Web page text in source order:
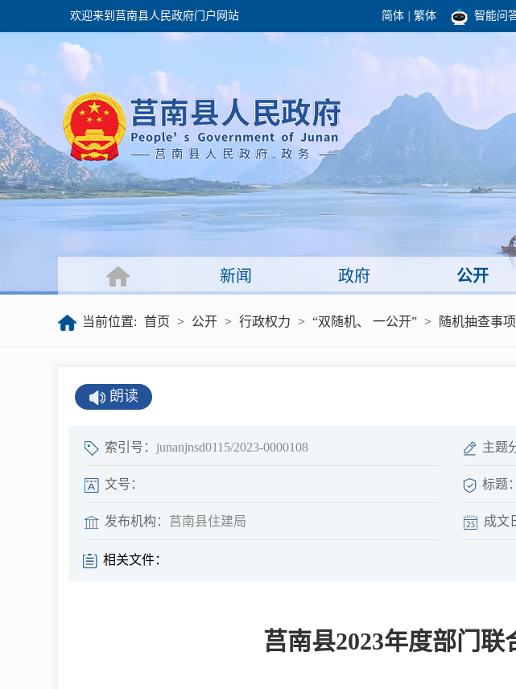
欢迎来到莒南县人民政府门户网站 简体 繁体 智能问
团结高效 理性
领导之窗 政府机构
政府会议 政府公报
政府目录 政府数据
政府工作报告
公共企事业单位信 依申请公开
经济发展 图说莒南
新闻 政府 公开
当前位置: 首页 > 公开 > 行政权力 > “双随机、 一公开” > 随机抽查事
朗读
索引号： junanjnsd0115/2023-0000108 主题
文号： 标题：
发布机构： 莒南县住建局 成文
相关文件：
莒南县2023年度部门